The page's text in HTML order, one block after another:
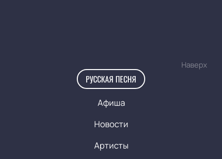
Наверх
РУССКАЯ ПЕСНЯ
Афиша
Новости
Артисты